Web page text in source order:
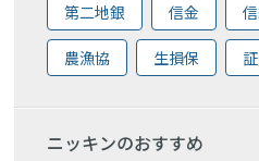
第二地銀 信金
農漁協 生損保
ニッキンのおすすめ